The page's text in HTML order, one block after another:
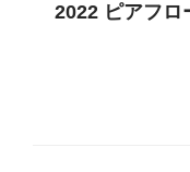
2022 ピアフロ